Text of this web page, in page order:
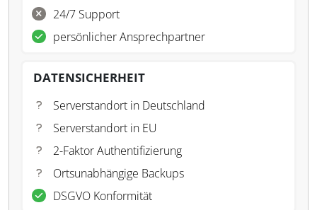
24/7 Support
persönlicher Ansprechpartner
DATENSICHERHEIT
Serverstandort in Deutschland
Serverstandort in EU
2-Faktor Authentifizierung
Ortsunabhängige Backups
DSGVO Konformität